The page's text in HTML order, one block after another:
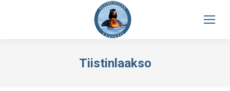
Tiistinlaakso